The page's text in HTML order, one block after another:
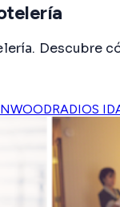
Descubre
RADIOS